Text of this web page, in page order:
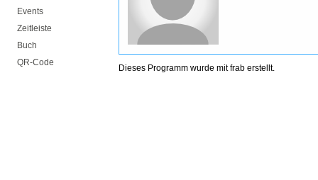
Events
Zeitleiste
Buch
QR-Code
Dieses Programm wurde mitfrab erstellt.